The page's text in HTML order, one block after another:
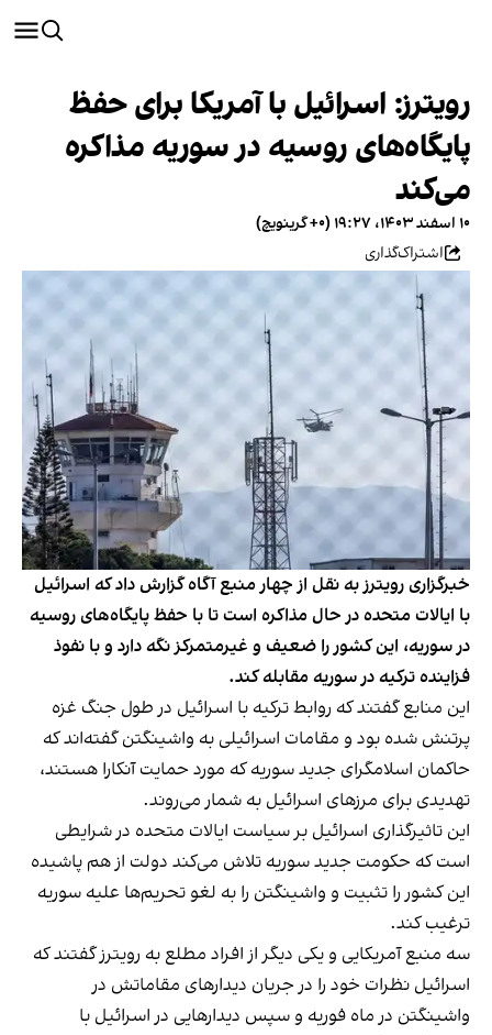
رویترز: اسرائیل با آمریکا برای حفظ
پایگاه‌های روسیه در سوریه مذاکره
می‌کند
۱۰ اسفند ۱۴۰۳، ۱۹:۲۷ (‎+۰ گرینویچ)
اشتراک‌گذاری
خبرگزاری رویترز به نقل از چهار منبع آگاه گزارش داد که اسرائیل
با ایالات متحده در حال مذاکره است تا با حفظ پایگاه‌های روسیه
در سوریه، این کشور را ضعیف و غیرمتمرکز نگه دارد و با نفوذ
فزاینده ترکیه در سوریه مقابله کند.
این منابع گفتند که روابط ترکیه با اسرائیل در طول جنگ غزه
پرتنش شده بود و مقامات اسرائیلی به واشینگتن گفته‌اند که
حاکمان اسلامگرای جدید سوریه که مورد حمایت آنکارا هستند،
تهدیدی برای مرزهای اسرائیل به شمار می‌روند.
این تاثیرگذاری اسرائیل بر سیاست ایالات متحده در شرایطی
است که حکومت جدید سوریه تلاش می‌کند دولت از هم پاشیده
این کشور را تثبیت و واشینگتن را به لغو تحریم‌ها علیه سوریه
ترغیب کند.
سه منبع آمریکایی و یکی دیگر از افراد مطلع به رویترز گفتند که
اسرائیل نظرات خود را در جریان دیدارهای مقاماتش در
واشینگتن در ماه فوریه و سپس دیدارهایی در اسرائیل با